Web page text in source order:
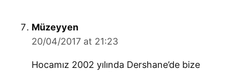
Müzeyyensays:
20/04/2017 at 21:23
Hocamız 2002 yılında Dershane’de bize